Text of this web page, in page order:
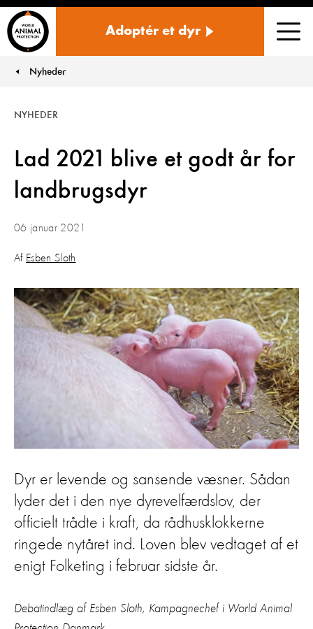
Adoptér et dyr
You are here:
Nyheder
Lad 2021 blive et godt år for
landbrugsdyr
NYHEDER
06 januar 2021
Af Esben Sloth
Dyr er levende og sansende væsner. Sådan
lyder det i den nye dyrevelfærdslov, der
officielt trådte i kraft, da rådhusklokkerne
ringede nytåret ind. Loven blev vedtaget af et
enigt Folketing i februar sidste år.
Debatindlæg af Esben Sloth, Kampagnechef i World Animal